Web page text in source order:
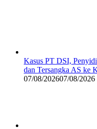
Kasus PT DSI,
dan Tersangka AS ke
07/08/202607/08/2026